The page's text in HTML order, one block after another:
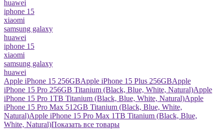
huawei
iphone 15
xiaomi
samsung galaxy
huawei
iphone 15
xiaomi
samsung galaxy
huawei
Apple iPhone 15 256GBApple iPhone 15 Plus 256GBApple
iPhone 15 Pro 256GB Titanium (Black, Blue, White, Natural)Apple
iPhone 15 Pro 1TB Titanium (Black, Blue, White, Natural)Apple
iPhone 15 Pro Max 512GB Titanium (Black, Blue, White,
Natural)Apple iPhone 15 Pro Max 1TB Titanium (Black, Blue,
White, Natural)Показать все товары